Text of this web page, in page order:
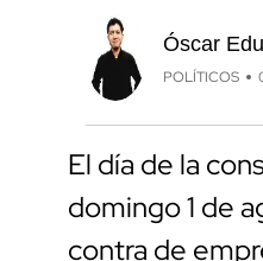
Óscar
POLÍTICOS
El día de la
domingo 1 de
contra de